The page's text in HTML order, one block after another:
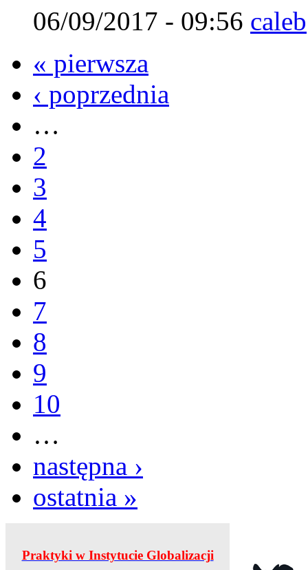
06/09/2017 - 09:56 caleb
« pierwsza
‹ poprzednia
…
2
3
4
5
6
7
8
9
10
…
następna ›
ostatnia »
Praktyki w Instytucie Globalizacji